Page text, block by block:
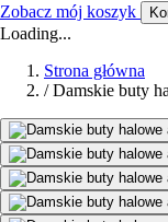
Zobacz mój koszyk
Loading...
Strona główna
/ Damskie buty